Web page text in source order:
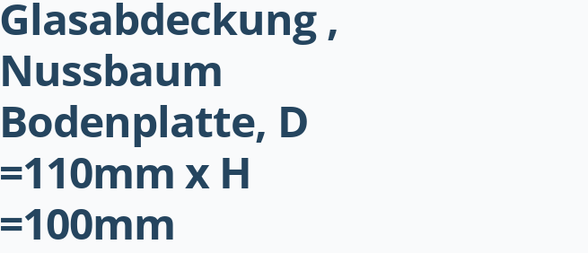
Glasabdeckung ,
Nussbaum
Bodenplatte, D
=110mm x H
=100mm